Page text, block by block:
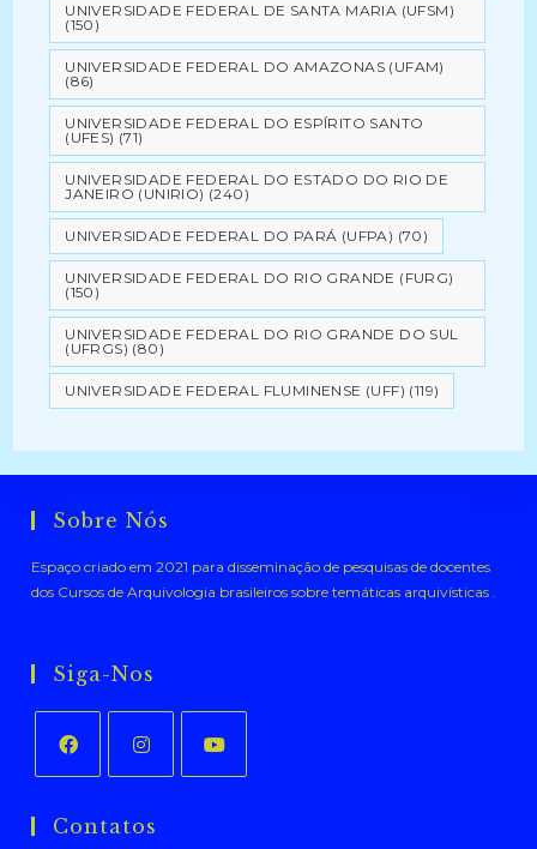
UNIVERSIDADE FEDERAL DE SANTA MARIA (UFSM)
(150)
UNIVERSIDADE FEDERAL DO AMAZONAS (UFAM)
(86)
UNIVERSIDADE FEDERAL DO ESPÍRITO SANTO
(UFES) (71)
UNIVERSIDADE FEDERAL DO ESTADO DO RIO DE
JANEIRO (UNIRIO) (240)
UNIVERSIDADE FEDERAL DO PARÁ (UFPA) (70)
UNIVERSIDADE FEDERAL DO RIO GRANDE (FURG)
(150)
UNIVERSIDADE FEDERAL DO RIO GRANDE DO SUL
(UFRGS) (80)
UNIVERSIDADE FEDERAL FLUMINENSE (UFF) (119)
Sobre Nós
Espaço criado em 2021 para disseminação de pesquisas de docentes
dos Cursos de Arquivologia brasileiros sobre temáticas arquivísticas .
Siga-Nos
em
em
Contatos